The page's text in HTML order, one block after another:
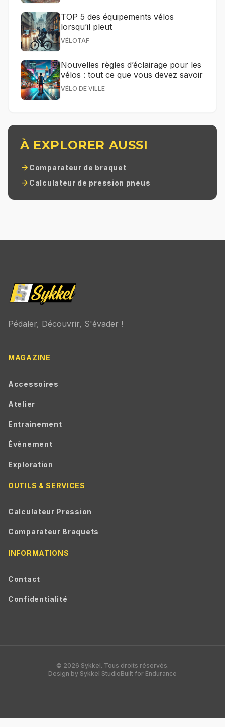
TOP 5 des équipements vélos
lorsqu’il pleut
VÉLOTAF
Nouvelles règles d’éclairage pour les
vélos : tout ce que vous devez savoir
VÉLO DE VILLE
À EXPLORER AUSSI
arrow_forward Comparateur de braquet
arrow_forward Calculateur de pression pneus
Pédaler, Découvrir, S'évader !
MAGAZINE
Accessoires
Atelier
Entrainement
Évènement
Exploration
OUTILS & SERVICES
Calculateur Pression
Comparateur Braquets
INFORMATIONS
Contact
Confidentialité
© 2026 Sykkel. Tous droits réservés.
Design by Sykkel StudioBuilt for Endurance